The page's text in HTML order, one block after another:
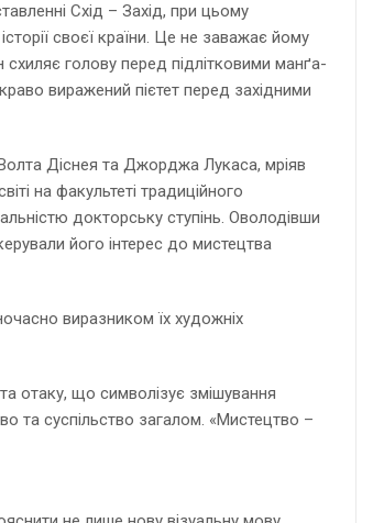
Схід – Захід, при цьому
своєї країни. Це не заважає йому
голову перед підлітковими манґа-
виражений пієтет перед західними
Діснея та Джорджа Лукаса, мріяв
на факультеті традиційного
докторську ступінь. Оволодівши
його інтерес до мистецтва
виразником їх художніх
отаку, що символізує змішування
та суспільство загалом. «Мистецтво –